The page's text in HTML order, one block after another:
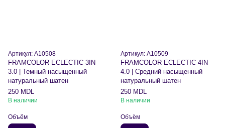
Артикул: A10508
FRAMCOLOR ECLECTIC 3IN
3.0 | Темный насыщенный
натуральный шатен
250 MDL
В наличии
Объём
Артикул: A10509
FRAMCOLOR ECLECTIC 4IN
4.0 | Средний насыщенный
натуральный шатен
250 MDL
В наличии
Объём